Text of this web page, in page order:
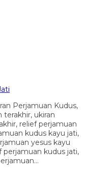
Perjamuan Kudus,
terakhir, ukiran
relief perjamuan
kudus kayu jati,
yesus kayu
perjamuan kudus jati,